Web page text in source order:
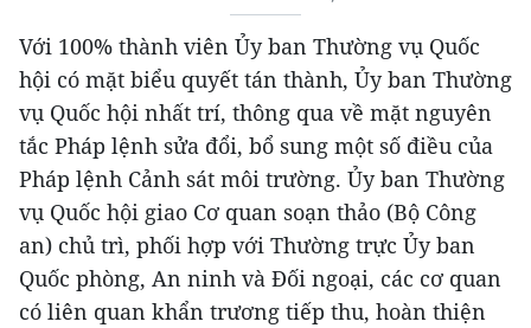
Với 100% thành viên Ủy ban Thường vụ Quốc
hội có mặt biểu quyết tán thành, Ủy ban Thường
vụ Quốc hội nhất trí, thông qua về mặt nguyên
tắc Pháp lệnh sửa đổi, bổ sung một số điều của
Pháp lệnh Cảnh sát môi trường. Ủy ban Thường
vụ Quốc hội giao Cơ quan soạn thảo (Bộ Công
an) chủ trì, phối hợp với Thường trực Ủy ban
Quốc phòng, An ninh và Đối ngoại, các cơ quan
có liên quan khẩn trương tiếp thu, hoàn thiện